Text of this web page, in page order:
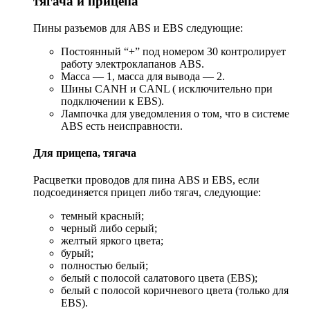
Пины разъемов для ABS и EBS следующие:
Постоянный “+” под номером 30 контролирует
работу электроклапанов ABS.
Масса — 1, масса для вывода — 2.
Шины CANH и CANL ( исключительно при
подключении к EBS).
Лампочка для уведомления о том, что в системе
ABS есть неисправности.
Для прицепа, тягача
Расцветки проводов для пина ABS и EBS, если
подсоединяется прицеп либо тягач, следующие:
темный красный;
черный либо серый;
желтый яркого цвета;
бурый;
полностью белый;
белый с полосой салатового цвета (EBS);
белый с полосой коричневого цвета (только для
EBS).